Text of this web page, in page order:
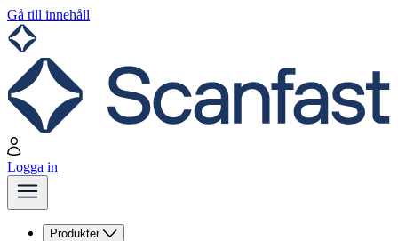
Gå till innehåll
Logga in
Produkter